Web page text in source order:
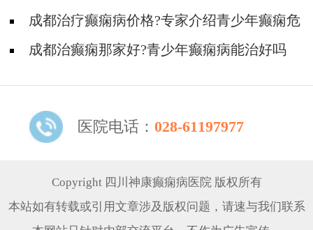
诱因成都治疗癫痫病价格?专家介绍青少年癫痫危
害
成都治癫痫那家好?青少年癫痫病能治好吗
医院电话： 028-61197977
Copyright 四川神康癫痫病医院 版权所有
本站如有转载或引用文章涉及版权问题，请速与我们联系